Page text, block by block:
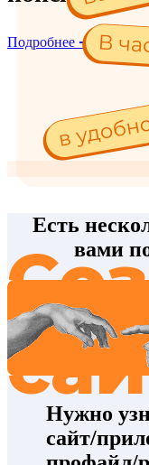
Подробнее ➔
Есть
вами
Нужно
сайт/